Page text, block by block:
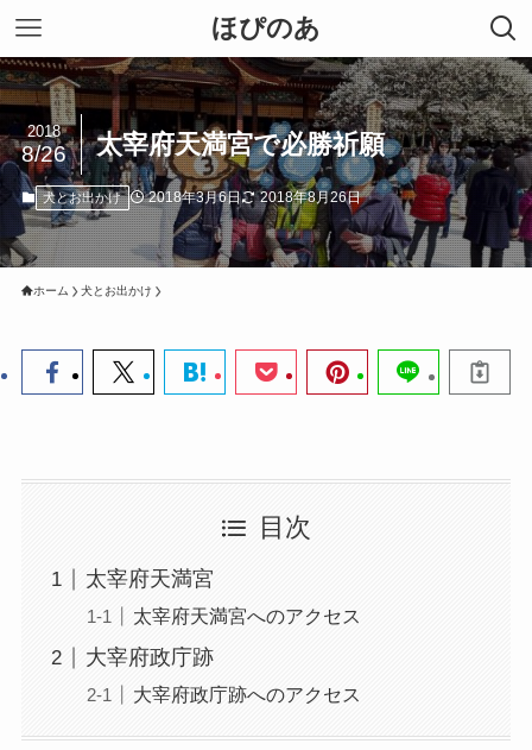
ほぴのあ
太宰府天満宮で必勝祈願
2018
8/26
犬とお出かけ 2018年3月6日 2018年8月26日
ホーム 犬とお出かけ
目次
太宰府天満宮
太宰府天満宮へのアクセス
大宰府政庁跡
大宰府政庁跡へのアクセス